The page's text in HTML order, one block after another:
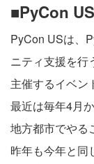
■PyCon
PyCon USは、
ニティ支援を行
主催するイベン
最近は毎年4月
地方都市でやる
昨年も今年と同